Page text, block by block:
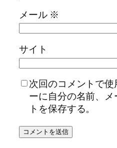
メール ※
サイト
次回のコメントで
ーに自分の名前、
トを保存する。